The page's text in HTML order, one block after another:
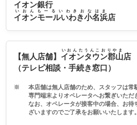
イオン銀行
イオンモールいわき小名浜
いおんもーるいわきおなはま
店
【無人店舗】 イオンタウン郡山
いおんたうんこおりやま
店
（テレビ相談・手続き窓口）
※
本店舗は無人店舗のため、スタッフは常
専門端末よりオペレータへお繋ぎいただ
なお、オペレータが接客中の場合、お待
ざいますのでご了承をお願いいたします。